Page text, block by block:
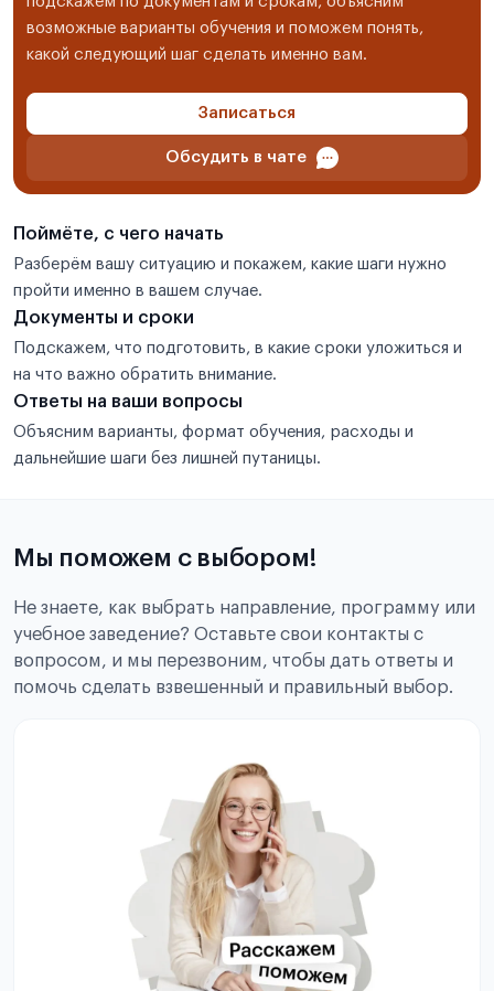
возможные варианты обучения и поможем понять,
какой следующий шаг сделать именно вам.
Записаться
Обсудить в чате
Поймёте, с чего начать
Разберём вашу ситуацию и покажем, какие шаги нужно
пройти именно в вашем случае.
Документы и сроки
Подскажем, что подготовить, в какие сроки уложиться и
на что важно обратить внимание.
Ответы на ваши вопросы
Объясним варианты, формат обучения, расходы и
дальнейшие шаги без лишней путаницы.
Мы поможем с выбором!
Не знаете, как выбрать направление, программу или
учебное заведение? Оставьте свои контакты с
вопросом, и мы перезвоним, чтобы дать ответы и
помочь сделать взвешенный и правильный выбор.